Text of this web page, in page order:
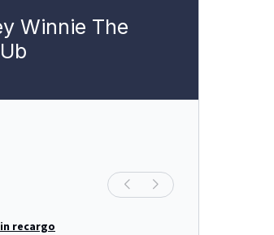
Winnie The
recargo